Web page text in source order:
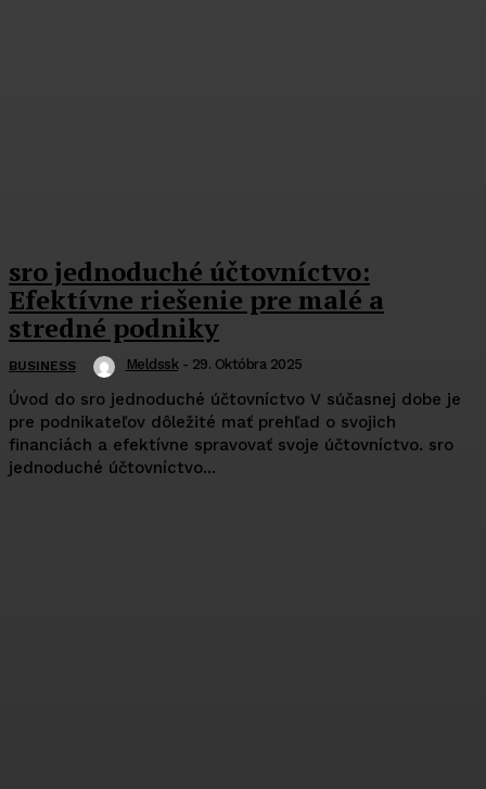
sro jednoduché účtovníctvo:
Efektívne riešenie pre malé a
stredné podniky
BUSINESS Meldssk - 29. Októbra 2025
Úvod do sro jednoduché účtovníctvo V súčasnej dobe je
pre podnikateľov dôležité mať prehľad o svojich
financiách a efektívne spravovať svoje účtovníctvo. sro
jednoduché účtovníctvo...